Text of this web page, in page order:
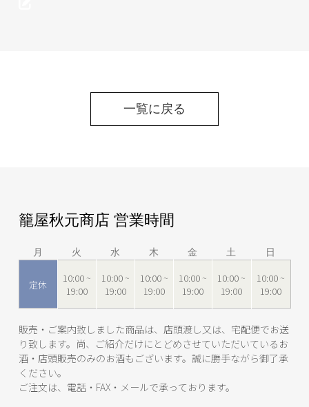
一覧に戻る
籠屋秋元商店 営業時間
月 火 水 木 金 土 日
定休
10:00 ~
19:00
10:00 ~
19:00
10:00 ~
19:00
10:00 ~
19:00
10:00 ~
19:00
10:00 ~
19:00
販売・ご案内致しました商品は、店頭渡し又は、宅配便でお送
り致します。尚、ご紹介だけにとどめさせていただいているお
酒・店頭販売のみのお酒もございます。誠に勝手ながら御了承
ください。
ご注文は、電話・FAX・メールで承っております。